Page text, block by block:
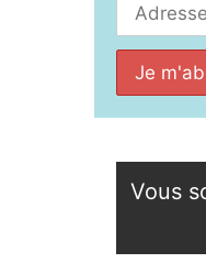
Vous